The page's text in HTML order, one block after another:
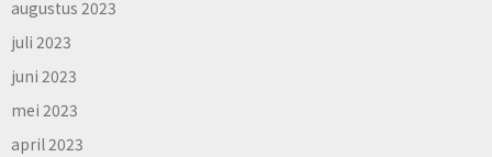
augustus 2023
juli 2023
juni 2023
mei 2023
april 2023